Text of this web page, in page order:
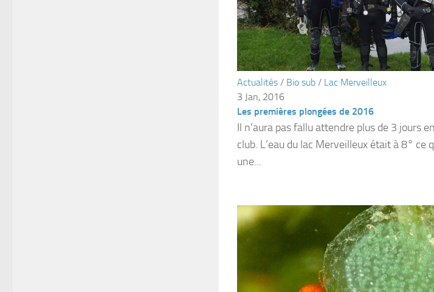
Actualités / Bio sub / Lac Merveilleux
3 Jan, 2016
Les premières plongées de 2016
Il n’aura pas fallu attendre plus de 3 jours
club. L’eau du lac Merveilleux était à 8°
une...